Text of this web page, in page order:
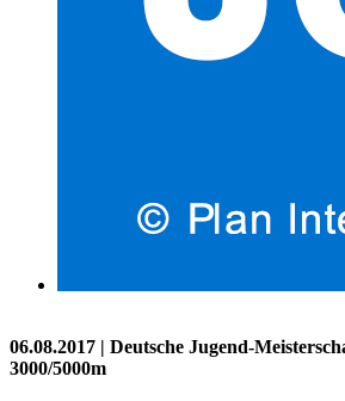
06.08.2017 | Deutsche Jugend-
3000/5000m